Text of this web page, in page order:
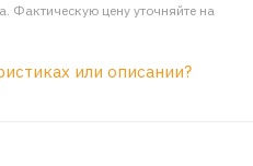
Фактическую цену уточняйте на
или описании?